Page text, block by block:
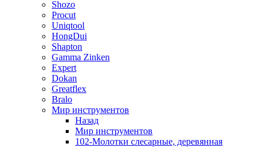
Shozo
Procut
Uniqtool
HongDui
Shapton
Gamma Zinken
Expert
Dokan
Greatflex
Bralo
Мир инструментов
Назад
Мир инструментов
102-Молотки слесарные, деревянная